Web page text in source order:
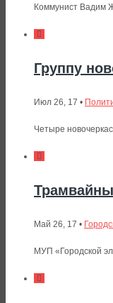
Коммунист Вадим
Группу
Июл 26, 17 •
Четыре
Май 26, 17 •
МУП «Городской